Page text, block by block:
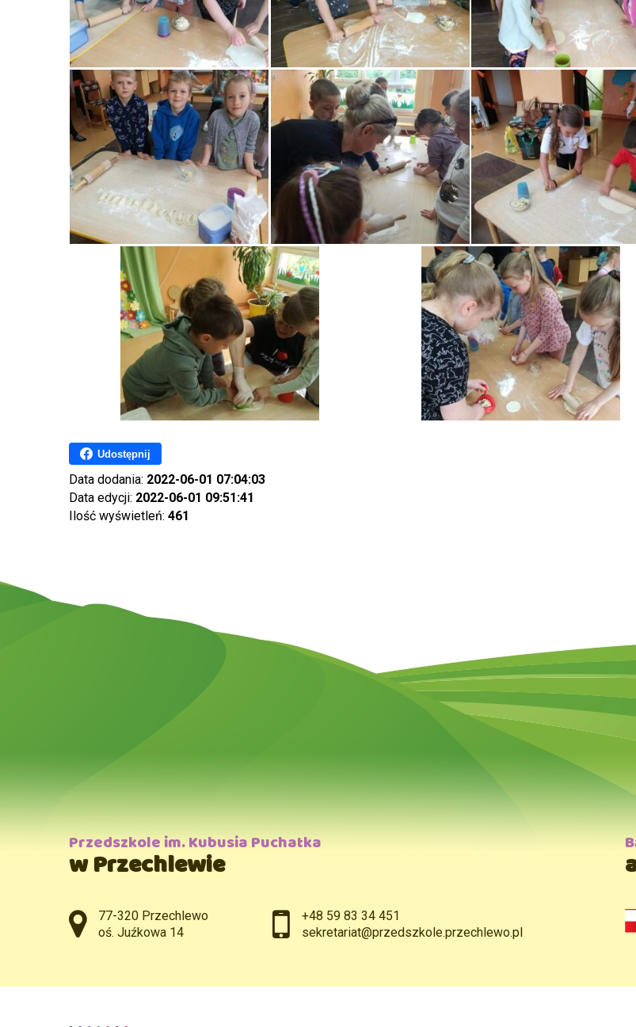
Udostępnij
Data dodania: 2022-06-01 07:04:03
Data edycji: 2022-06-01 09:51:41
Ilość wyświetleń: 461
Przedszkole im. Kubusia Puchatka
w Przechlewie
Adres pocztowy:
77-320 Przechlewo
oś. Juźkowa 14
+48 59 83 34 451
sekretariat@przedszkole.przechlewo.pl